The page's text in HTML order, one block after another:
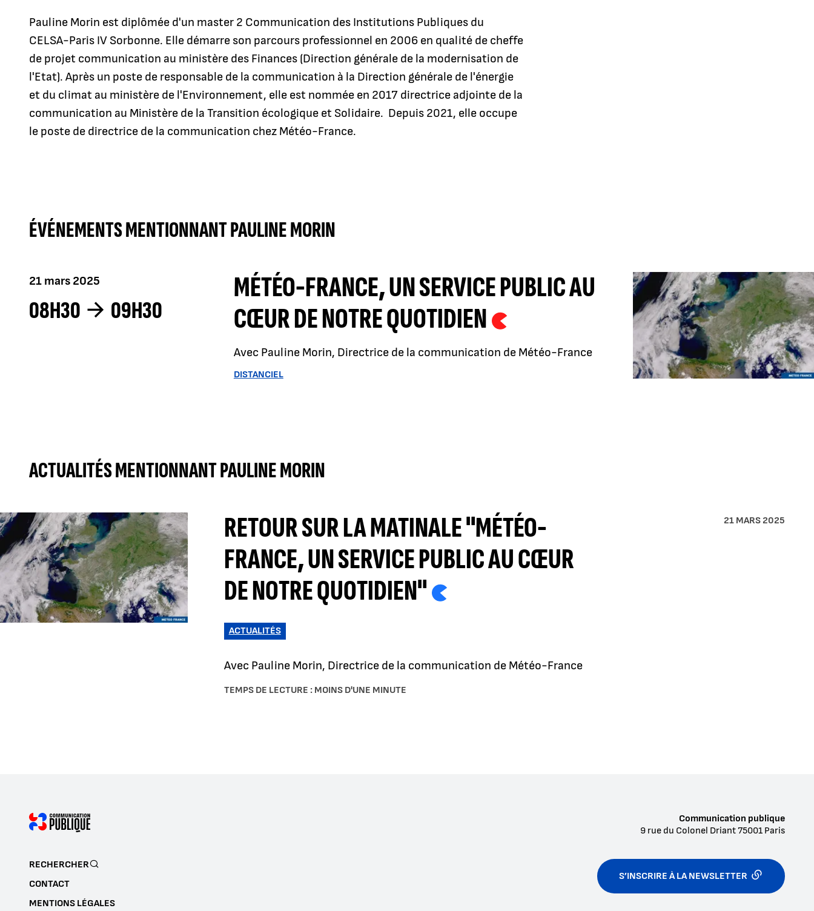
Pauline Morin est diplômée d'un master 2 Communication des Institutions Publiques du
CELSA-Paris IV Sorbonne. Elle démarre son parcours professionnel en 2006 en qualité de cheffe
de projet communication au ministère des Finances (Direction générale de la modernisation de
l'Etat). Après un poste de responsable de la communication à la Direction générale de l'énergie
et du climat au ministère de l'Environnement, elle est nommée en 2017 directrice adjointe de la
communication au Ministère de la Transition écologique et Solidaire. Depuis 2021, elle occupe
le poste de directrice de la communication chez Météo-France.
ÉVÉNEMENTS MENTIONNANT PAULINE MORIN
MÉTÉO-FRANCE, UN SERVICE PUBLIC AU
CŒUR DE NOTRE QUOTIDIEN
21 mars 2025
08H30 09H30
Avec Pauline Morin, Directrice de la communication de Météo-France
DISTANCIEL
ACTUALITÉS MENTIONNANT PAULINE MORIN
RETOUR SUR LA MATINALE "MÉTÉO-
FRANCE, UN SERVICE PUBLIC AU CŒUR
DE NOTRE QUOTIDIEN"
Avec Pauline Morin, Directrice de la communication de Météo-France
ACTUALITÉS
21 MARS 2025
TEMPS DE LECTURE : MOINS D'UNE MINUTE
Communication publique
9 rue du Colonel Driant75001 Paris
S’INSCRIRE À LA NEWSLETTER
RECHERCHER
CONTACT
MENTIONS LÉGALES